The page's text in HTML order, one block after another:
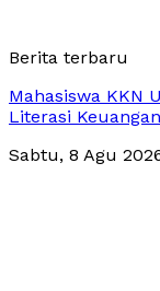
Berita terbaru
Mahasiswa KKN
Literasi
Sabtu, 8 Agu